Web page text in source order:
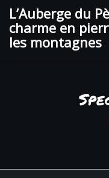
auberge du pelerin Google
L’Auberge du
charme en
les montagnes